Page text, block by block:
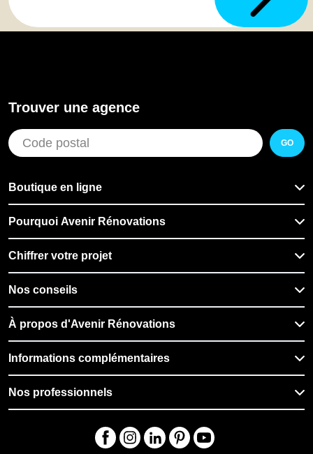
Trouver une agence
GO
Boutique en ligne
Pourquoi Avenir Rénovations
Chiffrer votre projet
Nos conseils
À propos d'Avenir Rénovations
Informations complémentaires
Nos professionnels